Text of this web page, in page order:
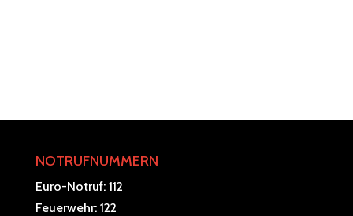
NOTRUFNUMMERN
Euro-Notruf: 112
Feuerwehr: 122